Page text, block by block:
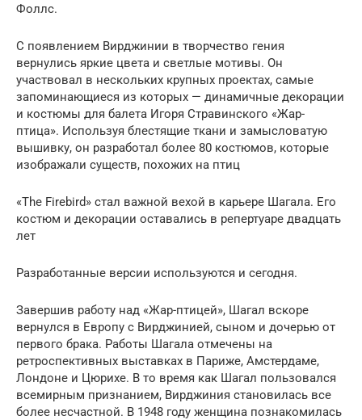
Фоллс.
С появлением Вирджинии в творчество гения
вернулись яркие цвета и светлые мотивы. Он
участвовал в нескольких крупных проектах, самые
запоминающиеся из которых — динамичные декорации
и костюмы для балета Игоря Стравинского «Жар-
птица». Используя блестящие ткани и замысловатую
вышивку, он разработал более 80 костюмов, которые
изображали существ, похожих на птиц
«The Firebird» стал важной вехой в карьере Шагала. Его
костюм и декорации оставались в репертуаре двадцать
лет
Разработанные версии используются и сегодня.
Завершив работу над «Жар-птицей», Шагал вскоре
вернулся в Европу с Вирджинией, сыном и дочерью от
первого брака. Работы Шагала отмечены на
ретроспективных выставках в Париже, Амстердаме,
Лондоне и Цюрихе. В то время как Шагал пользовался
всемирным признанием, Вирджиния становилась все
более несчастной. В 1948 году женщина познакомилась